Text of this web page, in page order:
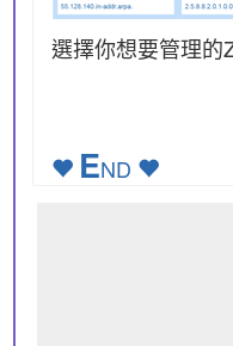
選擇你想要管理的
END